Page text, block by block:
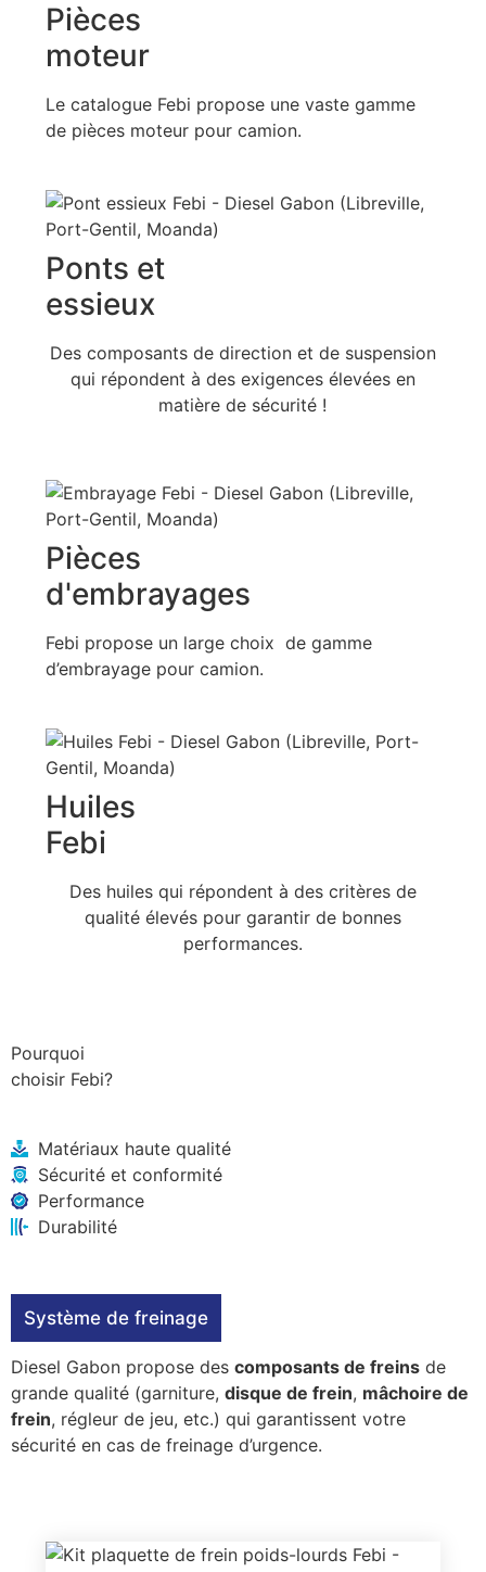
Pièces
moteur
Le catalogue Febi propose une vaste gamme
de pièces moteur pour camion.
Ponts et
essieux
Des composants de direction et de suspension
qui répondent à des exigences élevées en
matière de sécurité !
Pièces
d'embrayages
Febi propose un large choix de gamme
d’embrayage pour camion.
Huiles
Febi
Des huiles qui répondent à des critères de
qualité élevés pour garantir de bonnes
performances.
Pourquoi
choisir Febi?
Matériaux haute qualité
Sécurité et conformité
Performance
Durabilité
Système de freinage
Diesel Gabon propose des composants de freins de
grande qualité (garniture, disque de frein, mâchoire de
frein, régleur de jeu, etc.) qui garantissent votre
sécurité en cas de freinage d’urgence.